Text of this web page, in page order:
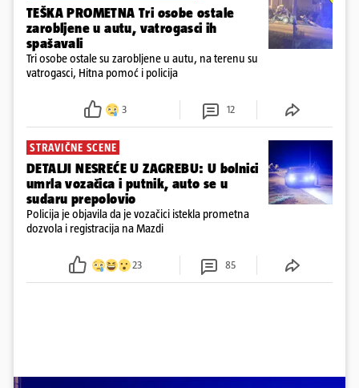
TEŠKA PROMETNA Tri osobe ostale
zarobljene u autu, vatrogasci ih
spašavali
Tri osobe ostale su zarobljene u autu, na terenu su
vatrogasci, Hitna pomoć i policija
3 12
STRAVIČNE SCENE
DETALJI NESREĆE U ZAGREBU: U bolnici
umrla vozačica i putnik, auto se u
sudaru prepolovio
Policija je objavila da je vozačici istekla prometna
dozvola i registracija na Mazdi
23 85